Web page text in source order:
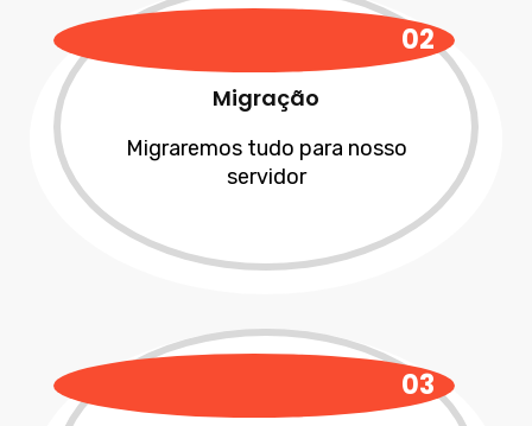
02
Migração
Migraremos tudo para nosso
servidor
03